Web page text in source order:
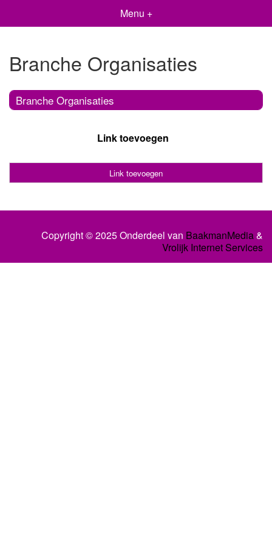
Menu +
Branche Organisaties
Branche Organisaties
Link toevoegen
Link toevoegen
Copyright © 2025 Onderdeel van BaakmanMedia&
Vrolijk Internet Services